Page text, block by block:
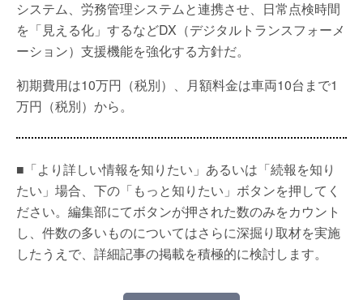
システム、労務管理システムと連携させ、日常点検時間
を「見える化」するなどDX（デジタルトランスフォーメ
ーション）支援機能を強化する方針だ。
初期費用は10万円（税別）、月額料金は車両10台まで1
万円（税別）から。
■「より詳しい情報を知りたい」あるいは「続報を知り
たい」場合、下の「もっと知りたい」ボタンを押してく
ださい。編集部にてボタンが押された数のみをカウント
し、件数の多いものについてはさらに深掘り取材を実施
したうえで、詳細記事の掲載を積極的に検討します。